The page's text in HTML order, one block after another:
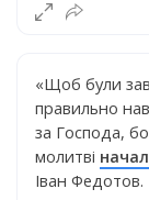
«Щоб були
правильно
за Господа,
молитві
Іван Федотов.